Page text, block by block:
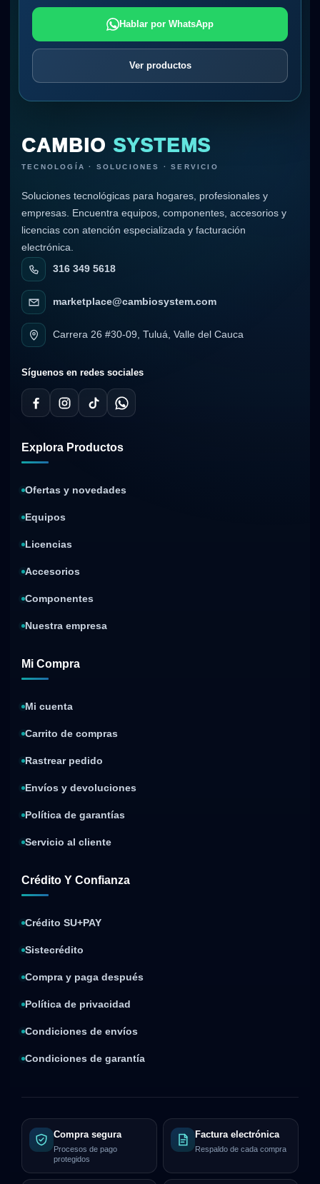
Hablar por WhatsApp
Ver productos
CAMBIO SYSTEMS
TECNOLOGÍA · SOLUCIONES · SERVICIO
Soluciones tecnológicas para hogares, profesionales y
empresas. Encuentra equipos, componentes, accesorios y
licencias con atención especializada y facturación
electrónica.
316 349 5618
marketplace@cambiosystem.com
Carrera 26 #30-09, Tuluá, Valle del Cauca
Síguenos en redes sociales
Explora Productos
Ofertas y novedades
Equipos
Licencias
Accesorios
Componentes
Nuestra empresa
Mi Compra
Mi cuenta
Carrito de compras
Rastrear pedido
Envíos y devoluciones
Política de garantías
Servicio al cliente
Crédito Y Confianza
Crédito SU+PAY
Sistecrédito
Compra y paga después
Política de privacidad
Condiciones de envíos
Condiciones de garantía
Compra segura
Procesos de pago
protegidos
Factura electrónica
Respaldo de cada compra